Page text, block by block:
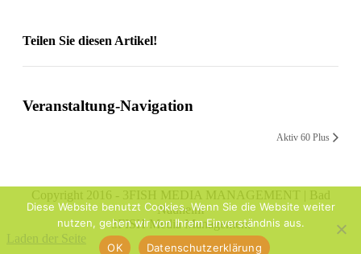
Teilen Sie diesen Artikel!
Veranstaltung-Navigation
Aktiv 60 Plus
Copyright 2016 - 3FISH MEDIA MANAGEMENT | Bad
Nauheim
3FISH Media Management
Laden der Seite
Diese Website benutzt Cookies. Wenn Sie die Website weiter
nutzen, gehen wir von Ihrem Einverständnis aus.
OK
Datenschutzerklärung